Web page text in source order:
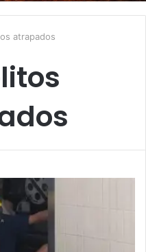
atrapados